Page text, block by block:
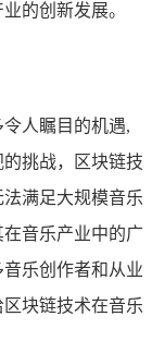
的创新发展。
人瞩目的机遇,
挑战，区块链技
满足大规模音乐
音乐产业中的广
乐创作者和从业
块链技术在音乐